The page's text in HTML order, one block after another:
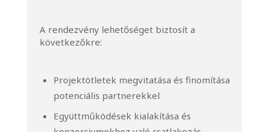
A rendezvény lehetőséget biztosít a
következőkre:
Projektötletek megvitatása és finomítása
potenciális partnerekkel
Együttműködések kialakítása és